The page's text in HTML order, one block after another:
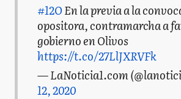
#12OEn la previa a la
opositora, contramarcha a
gobierno en Olivos
https://t.co/27LlJXRVFk
— LaNoticia1.com
12, 2020